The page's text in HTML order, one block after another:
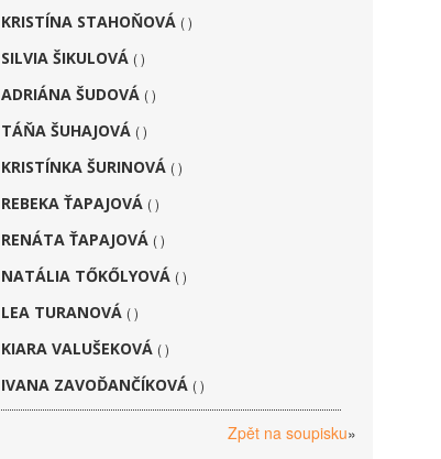
KRISTÍNA STAHOŇOVÁ ( )
SILVIA ŠIKULOVÁ ( )
ADRIÁNA ŠUDOVÁ ( )
TÁŇA ŠUHAJOVÁ ( )
KRISTÍNKA ŠURINOVÁ ( )
REBEKA ŤAPAJOVÁ ( )
RENÁTA ŤAPAJOVÁ ( )
NATÁLIA TŐKŐLYOVÁ ( )
LEA TURANOVÁ ( )
KIARA VALUŠEKOVÁ ( )
IVANA ZAVOĎANČÍKOVÁ ( )
Zpět na soupisku»